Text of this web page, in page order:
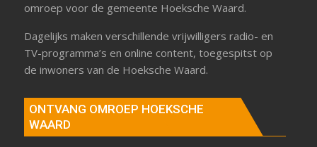
omroep voor de gemeente Hoeksche Waard.
Dagelijks maken verschillende vrijwilligers radio- en
TV-programma’s en online content, toegespitst op
de inwoners van de Hoeksche Waard.
ONTVANG OMROEP HOEKSCHE
WAARD